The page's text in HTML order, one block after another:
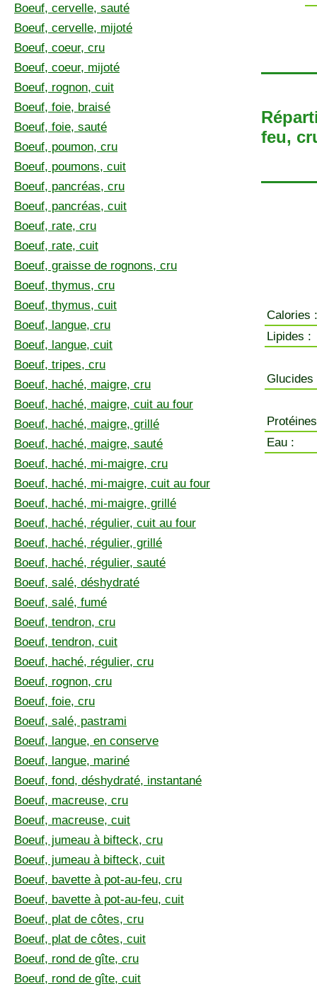
Boeuf, cervelle, sauté
Boeuf, cervelle, mijoté
Boeuf, coeur, cru
Boeuf, coeur, mijoté
Boeuf, rognon, cuit
Boeuf, foie, braisé
Boeuf, foie, sauté
Boeuf, poumon, cru
Boeuf, poumons, cuit
Boeuf, pancréas, cru
Boeuf, pancréas, cuit
Boeuf, rate, cru
Boeuf, rate, cuit
Boeuf, graisse de rognons, cru
Boeuf, thymus, cru
Boeuf, thymus, cuit
Boeuf, langue, cru
Boeuf, langue, cuit
Boeuf, tripes, cru
Boeuf, haché, maigre, cru
Boeuf, haché, maigre, cuit au four
Boeuf, haché, maigre, grillé
Boeuf, haché, maigre, sauté
Boeuf, haché, mi-maigre, cru
Boeuf, haché, mi-maigre, cuit au four
Boeuf, haché, mi-maigre, grillé
Boeuf, haché, régulier, cuit au four
Boeuf, haché, régulier, grillé
Boeuf, haché, régulier, sauté
Boeuf, salé, déshydraté
Boeuf, salé, fumé
Boeuf, tendron, cru
Boeuf, tendron, cuit
Boeuf, haché, régulier, cru
Boeuf, rognon, cru
Boeuf, foie, cru
Boeuf, salé, pastrami
Boeuf, langue, en conserve
Boeuf, langue, mariné
Boeuf, fond, déshydraté, instantané
Boeuf, macreuse, cru
Boeuf, macreuse, cuit
Boeuf, jumeau à bifteck, cru
Boeuf, jumeau à bifteck, cuit
Boeuf, bavette à pot-au-feu, cru
Boeuf, bavette à pot-au-feu, cuit
Boeuf, plat de côtes, cru
Boeuf, plat de côtes, cuit
Boeuf, rond de gîte, cru
Boeuf, rond de gîte, cuit
feu,
Calories :
Lipides :
Glucides
Eau :